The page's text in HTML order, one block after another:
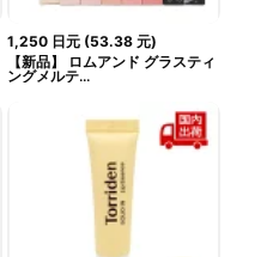
1,250 日元 (53.38 元)
【新品】 ロムアンド グラスティ
ングメルテ...